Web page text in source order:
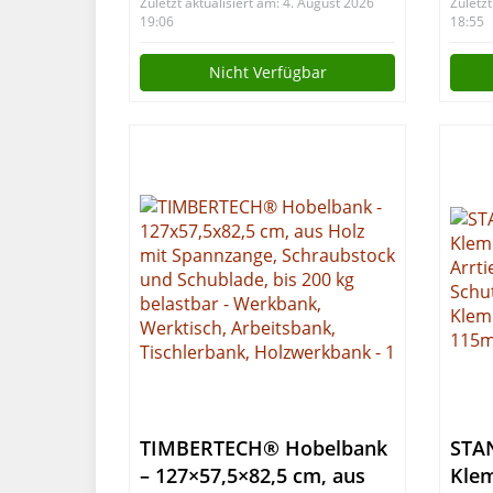
mm, Montagewagen,
Werkzeugwagen, Farbe
19:06
Nicht Verfügbar
18:55
TIMBERTECH® Hobelbank
– 127×57,5×82,5 cm, aus